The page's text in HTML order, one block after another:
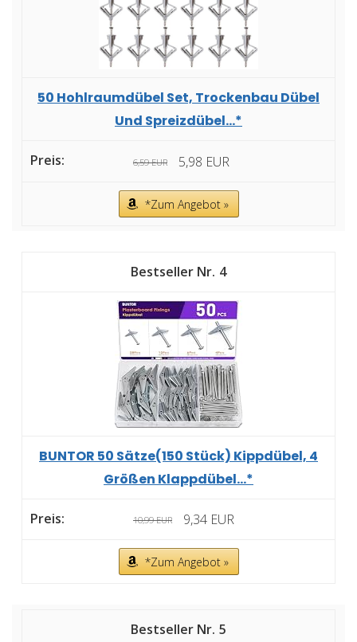
50 Hohlraumdübel Set, Trockenbau Dübel
Und Spreizdübel...*
6,59 EUR 5,98 EUR
*Zum Angebot »
4
BUNTOR 50 Sätze(150 Stück) Kippdübel, 4
Größen Klappdübel...*
10,99 EUR 9,34 EUR
*Zum Angebot »
5